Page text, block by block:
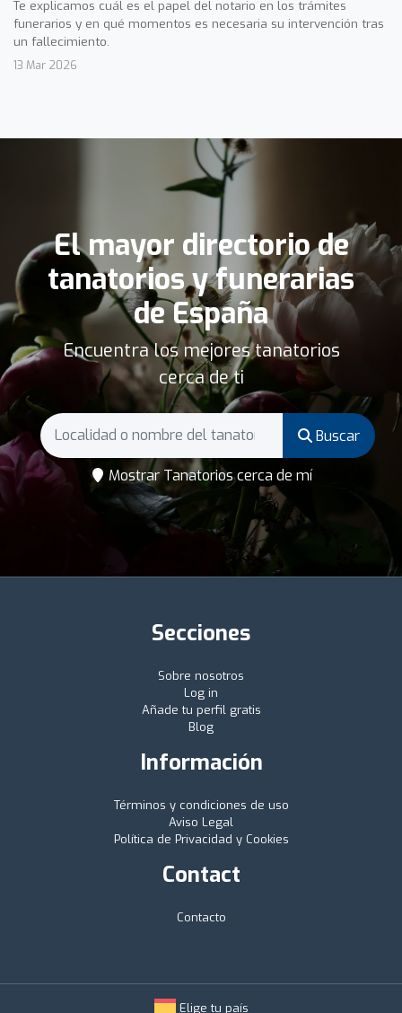
Te explicamos cuál es el papel del notario en los trámites
funerarios y en qué momentos es necesaria su intervención tras
un fallecimiento.
13 Mar 2026
El mayor directorio de
tanatorios y funerarias
de España
Encuentra los mejores tanatorios
cerca de ti
Buscar
Mostrar Tanatorios cerca de mí
Secciones
Sobre nosotros
Log in
Añade tu perfil gratis
Blog
Información
Términos y condiciones de uso
Aviso Legal
Política de Privacidad y Cookies
Contact
Contacto
Elige tu país